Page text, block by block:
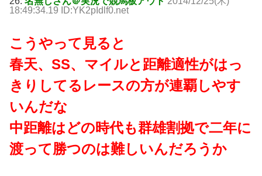
18:49:34.19 ID:YK2pIdlf0.net
こうやって見ると
春天、SS、マイルと距離適性がはっ
きりしてるレースの方が連覇しやす
いんだな
中距離はどの時代も群雄割拠で二年に
渡って勝つのは難しいんだろうか